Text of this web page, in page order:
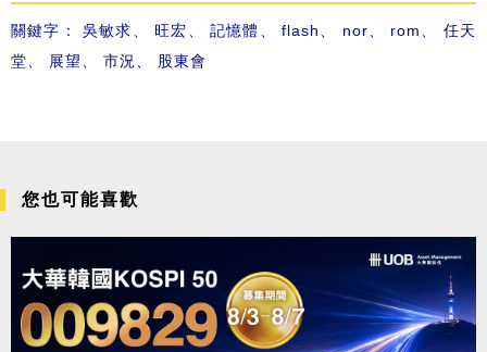
關鍵字：吳敏求 旺宏 記憶體 flash nor rom
任天
堂
展望 市況 股東會
您也可能喜歡